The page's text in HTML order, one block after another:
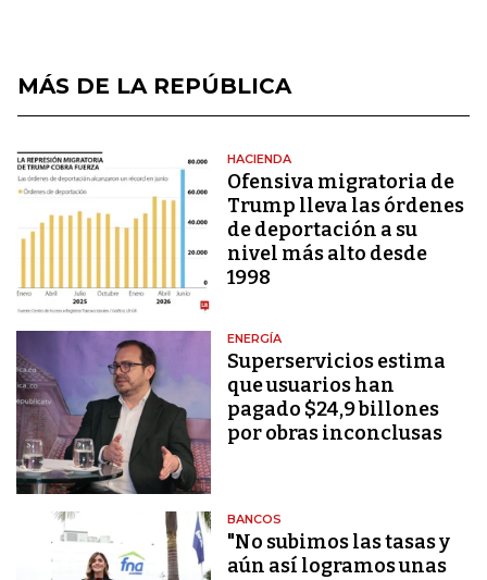
MÁS DE LA REPÚBLICA
HACIENDA
Ofensiva migratoria de
Trump lleva las órdenes
de deportación a su
nivel más alto desde
1998
ENERGÍA
Superservicios estima
que usuarios han
pagado $24,9 billones
por obras inconclusas
BANCOS
"No subimos las tasas y
aún así logramos unas